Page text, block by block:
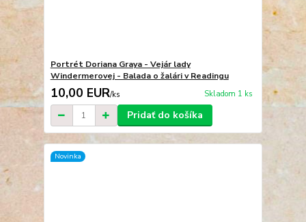
Portrét Doriana Graya - Vejár lady
Windermerovej - Balada o žalári v Readingu
10,00 EUR/ks Skladom 1 ks
Pridať do košíka
Novinka